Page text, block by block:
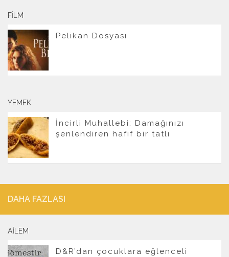
FILM
Pelikan Dosyası
YEMEK
İncirli Muhallebi: Damağınızı
şenlendiren hafif bir tatlı
DAHA FAZLASI
AILEM
D&R’dan çocuklara eğlenceli